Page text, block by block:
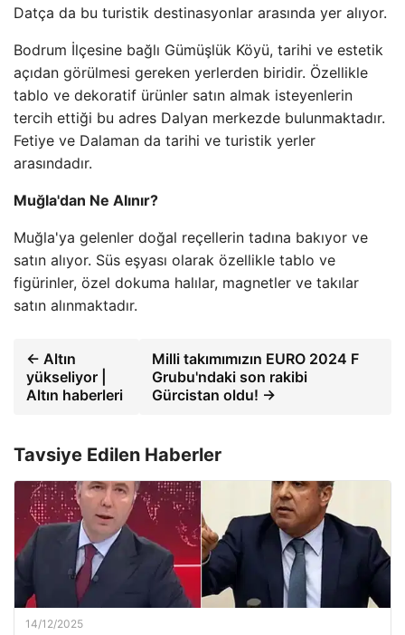
Datça da bu turistik destinasyonlar arasında yer alıyor.
Bodrum İlçesine bağlı Gümüşlük Köyü, tarihi ve estetik
açıdan görülmesi gereken yerlerden biridir. Özellikle
tablo ve dekoratif ürünler satın almak isteyenlerin
tercih ettiği bu adres Dalyan merkezde bulunmaktadır.
Fetiye ve Dalaman da tarihi ve turistik yerler
arasındadır.
Muğla'dan Ne Alınır?
Muğla'ya gelenler doğal reçellerin tadına bakıyor ve
satın alıyor. Süs eşyası olarak özellikle tablo ve
figürinler, özel dokuma halılar, magnetler ve takılar
satın alınmaktadır.
← Altın
yükseliyor |
Altın haberleri
Milli takımımızın EURO 2024 F
Grubu'ndaki son rakibi
Gürcistan oldu! →
Tavsiye Edilen Haberler
14/12/2025